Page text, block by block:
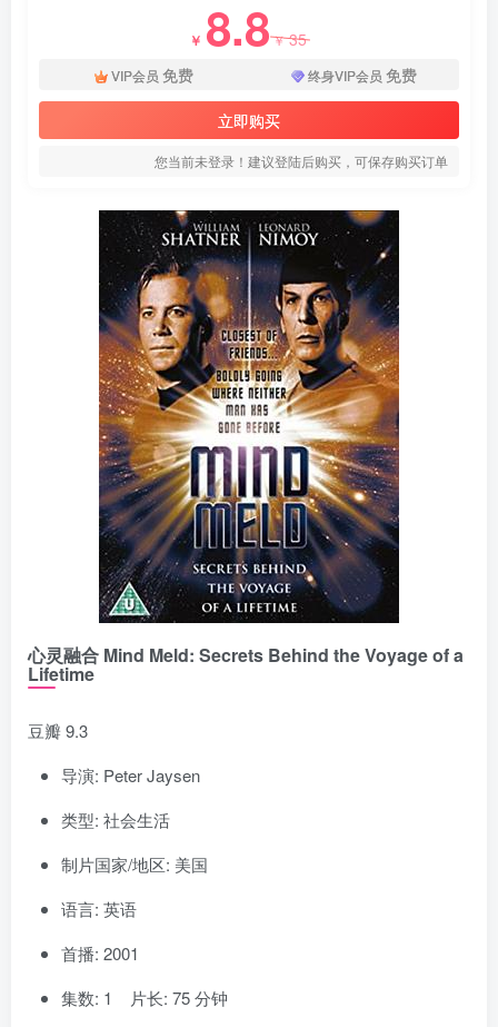
￥ 8.8￥35
VIP会员 免费 终身VIP会员 免费
立即购买
您当前未登录！建议登陆后购买，可保存购买订单
心灵融合 Mind Meld: Secrets Behind the Voyage of a
Lifetime
豆瓣 9.3
导演: Peter Jaysen
类型: 社会生活
制片国家/地区: 美国
语言: 英语
首播: 2001
集数: 1 片长: 75 分钟